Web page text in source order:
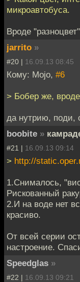
микроавтобуса.
Вроде
jarrito »
#20 | 16.09.13 08:45
Кому: Mojo, #6
> Бобер же,
да нутрию, поди,
boobite »
#21 | 16.09.13 09:14
> http://
1.Снималось,
Рискованный
2.И на воде нет
красиво.
От всей серии
настроение.
Speedglas »
#22 | 16.09.13 09:21